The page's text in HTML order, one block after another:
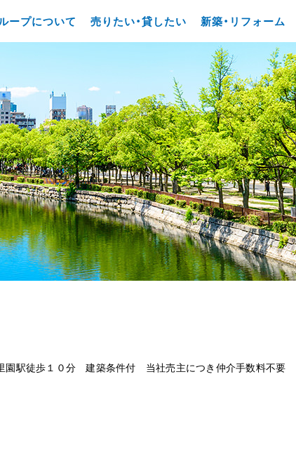
ープについて 売りたい・貸したい 新築・リフォーム
徒歩１０分 建築条件付 当社売主につき仲介手数料不要